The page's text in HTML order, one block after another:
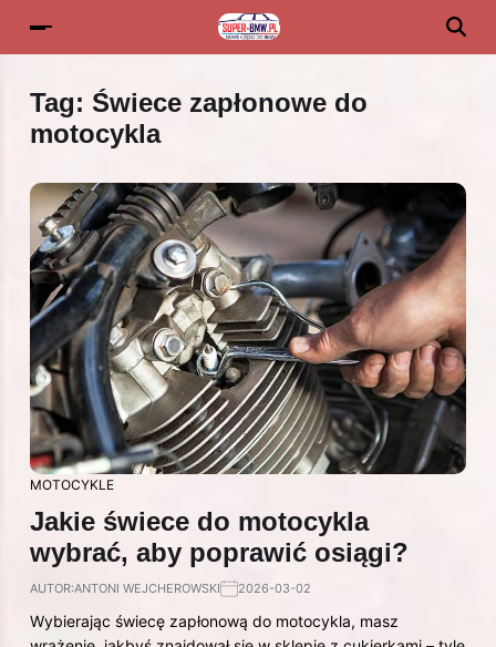
Tag: Świece zapłonowe do
motocykla
MOTOCYKLE
Jakie świece do motocykla
wybrać, aby poprawić osiągi?
AUTOR:ANTONI WEJCHEROWSKI 2026-03-02
Wybierając świecę zapłonową do motocykla, masz